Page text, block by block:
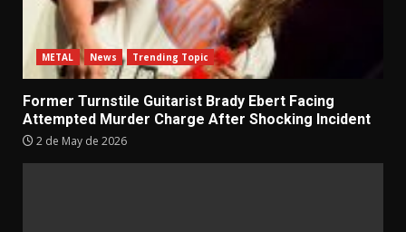
METAL News Trending Topic
Former Turnstile Guitarist Brady Ebert Facing
Attempted Murder Charge After Shocking Incident
2 de May de 2026